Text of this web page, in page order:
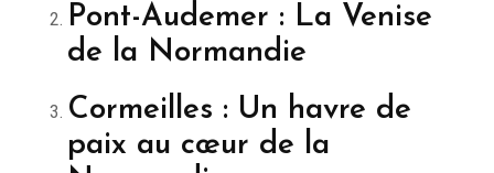
Pont-Audemer : La Venise
de la Normandie
Cormeilles : Un havre de
paix au cœur de la